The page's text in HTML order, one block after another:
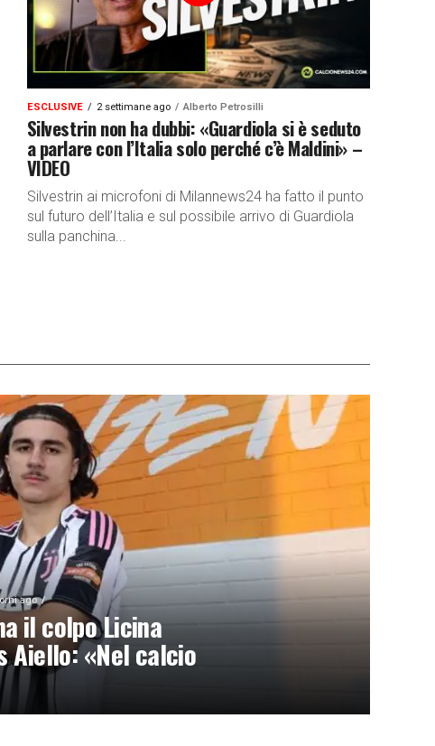
ESCLUSIVE 2 settimane ago Alberto Petrosilli
Silvestrin non ha dubbi: «Guardiola si è seduto
a parlare con l’Italia solo perché c’è Maldini» –
VIDEO
Silvestrin ai microfoni di Milannews24 ha fatto il punto
sul futuro dell’Italia e sul possibile arrivo di Guardiola
sulla panchina...
ago
il colpo Licina
Aiello: «Nel calcio